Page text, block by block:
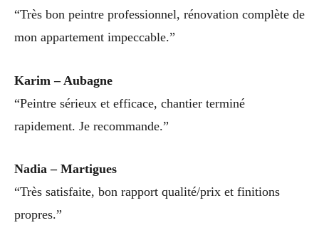
“Très bon peintre professionnel, rénovation complète de
mon appartement impeccable.”
Karim – Aubagne
“Peintre sérieux et efficace, chantier terminé
rapidement. Je recommande.”
Nadia – Martigues
“Très satisfaite, bon rapport qualité/prix et finitions
propres.”